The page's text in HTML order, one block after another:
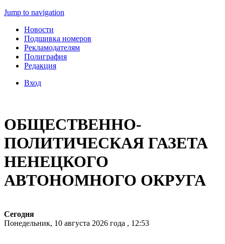
Jump to navigation
Новости
Подшивка номеров
Рекламодателям
Полиграфия
Редакция
Вход
ОБЩЕСТВЕННО-
ПОЛИТИЧЕСКАЯ ГАЗЕТА
НЕНЕЦКОГО
АВТОНОМНОГО ОКРУГА
Сегодня
Понедельник, 10 августа 2026 года , 12:53